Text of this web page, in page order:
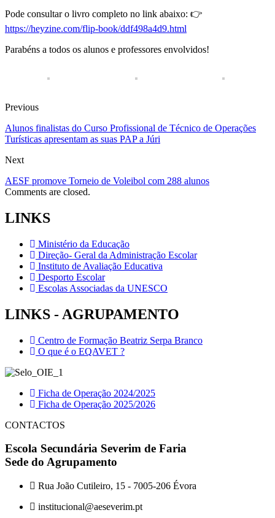
Pode consultar o livro completo no link abaixo: 👉
https://heyzine.com/flip-book/ddf498a4d9.html
Parabéns a todos os alunos e professores envolvidos!
Previous
Alunos finalistas do Curso Profissional de Técnico de Operações
Turísticas apresentam as suas PAP a Júri
Next
AESF promove Torneio de Voleibol com 288 alunos
Comments are closed.
LINKS
Ministério da Educação
Direção- Geral da Administração Escolar
Instituto de Avaliação Educativa
Desporto Escolar
Escolas Associadas da UNESCO
LINKS - AGRUPAMENTO
Centro de Formação Beatriz Serpa Branco
O que é o EQAVET ?
Ficha de Operação 2024/2025
Ficha de Operação 2025/2026
CONTACTOS
Escola Secundária Severim de Faria
Sede do Agrupamento
Rua João Cutileiro, 15 - 7005-206 Évora
institucional@aeseverim.pt